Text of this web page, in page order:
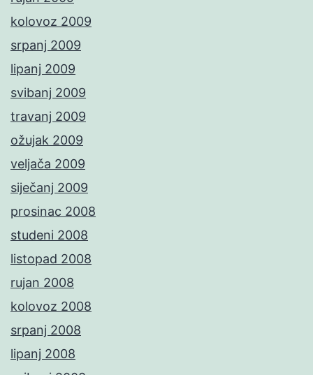
kolovoz 2009
srpanj 2009
lipanj 2009
svibanj 2009
travanj 2009
ožujak 2009
veljača 2009
siječanj 2009
prosinac 2008
studeni 2008
listopad 2008
rujan 2008
kolovoz 2008
srpanj 2008
lipanj 2008